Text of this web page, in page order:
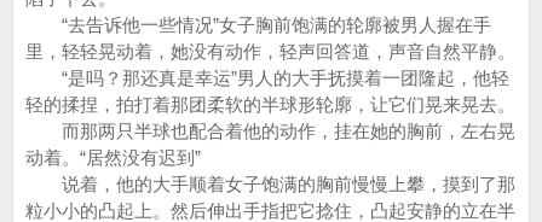
“去告诉他一些情况”女子胸前饱满的轮廓被男人握在手
里，轻轻晃动着，她没有动作，轻声回答道，声音自然平静。
“是吗？那还真是幸运”男人的大手抚摸着一团隆起，他轻
轻的揉捏，拍打着那团柔软的半球形轮廓，让它们晃来晃去。
而那两只半球也配合着他的动作，挂在她的胸前，左右晃
动着。“居然没有迟到”
说着，他的大手顺着女子饱满的胸前慢慢上攀，摸到了那
粒小小的凸起上。然后伸出手指把它捻住，凸起安静的立在半